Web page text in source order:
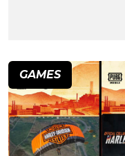
GAMES